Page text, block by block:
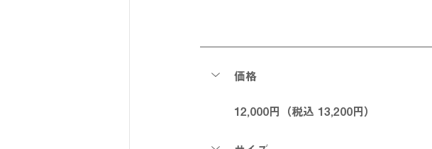
価格
12,000円（税込 13,200円）